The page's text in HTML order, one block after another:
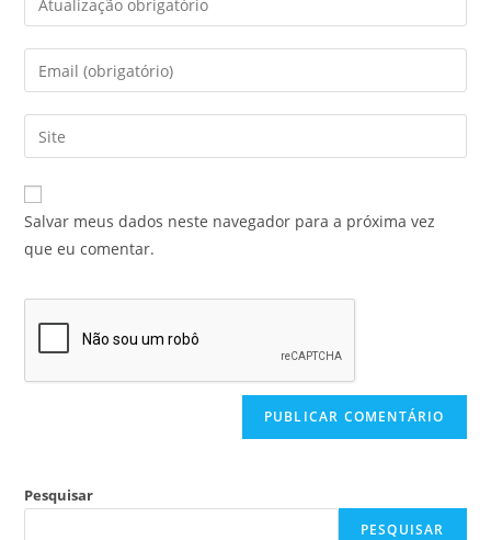
Salvar meus dados neste navegador para a próxima vez
que eu comentar.
Pesquisar
PESQUISAR